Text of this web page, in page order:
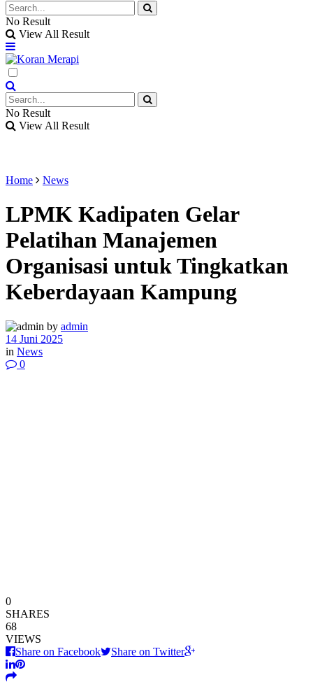
No Result
View All Result
No Result
View All Result
Home News
LPMK Kadipaten Gelar
Pelatihan Manajemen
Organisasi untuk Tingkatkan
Keberdayaan Kampung
by admin
14 Juni 2025
in News
0
0
SHARES
68
VIEWS
Share on Facebook
Share on Twitter